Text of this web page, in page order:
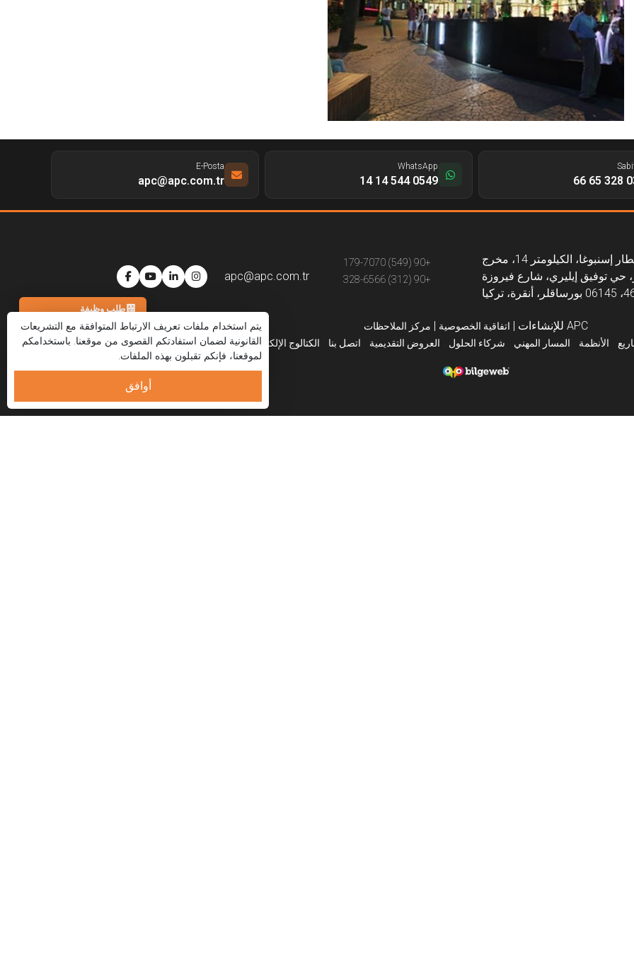
يتم استخدام ملفات تعريف الارتباط المتوافقة مع التشريعات
القانونية لضمان استفادتكم القصوى من موقعنا. باستخدامكم
لموقعنا، فإنكم تقبلون بهذه الملفات.
أوافق
WhatsApp
0549 544 14 14
E-Posta
apc@apc.com.tr
طريق مطار إسنبوغا، الكيلومتر 14، مخرج
حي توفيق إيليري، شارع فيروزة
+90 (549) 179-7070
+90 (312) 328-6566
apc@apc.com.tr
APC للإنشاءات اتفاقية الخصوصية
مركز الملاحظات
الأنظمة المسار المهني شركاء الحلول العروض التقديمية اتصل بنا الكتالوج الإلكتروني العربية
طلب وظيفة
واتساب